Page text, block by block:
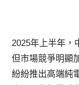
2025年上半年，
但市場競爭明顯
紛紛推出高端純